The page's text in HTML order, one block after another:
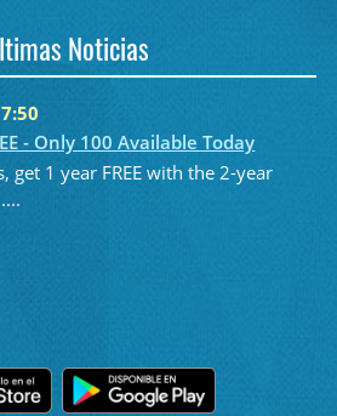
Noticias
- Only 100 Available Today
get 1 year FREE with the 2-year